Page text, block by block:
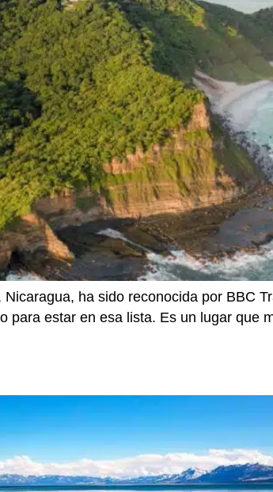
ha sido reconocida por BBC
para estar en esa lista. Es un lugar que